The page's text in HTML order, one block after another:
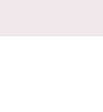
japońskim
natomiast